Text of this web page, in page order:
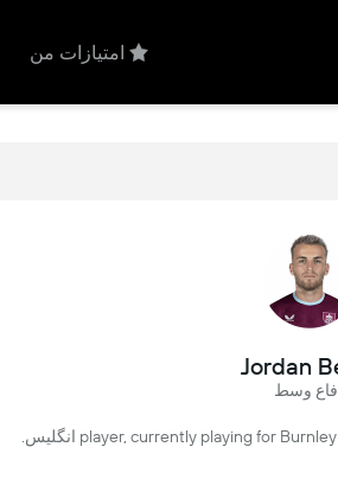
امتیازات من
Jordan
وسط